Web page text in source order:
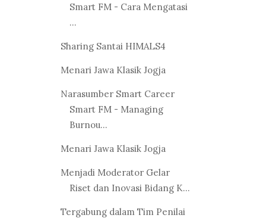
Smart FM - Cara Mengatasi
...
Sharing Santai HIMALS4
Menari Jawa Klasik Jogja
Narasumber Smart Career
Smart FM - Managing
Burnou...
Menari Jawa Klasik Jogja
Menjadi Moderator Gelar
Riset dan Inovasi Bidang K...
Tergabung dalam Tim Penilai